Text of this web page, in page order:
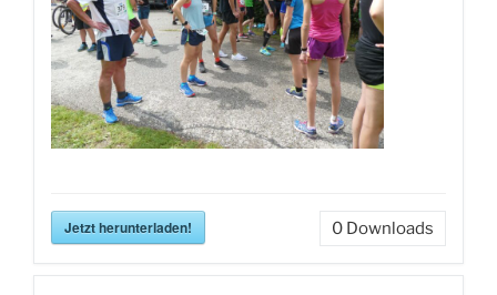
Jetzt herunterladen! 0 Downloads